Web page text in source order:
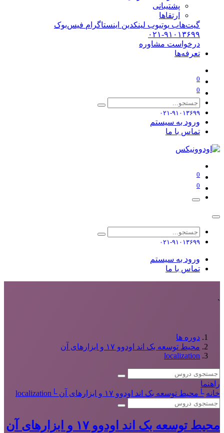
پشتیبانی
ارتقاها
گیت‌هاب یوتیوب لینکدین اینستاگرام فیس‌بوک
۰۲۱-۹۱۰۱۳۶۹۹
درخواست مشاوره
تعرفه‌ها
0
0
۰۲۱-۹۱۰۱۳۶۹۹
ورود به سیستم
تماس با ما
0
0
۰۲۱-۹۱۰۱۳۶۹۹
ورود به سیستم
تماس با ما
`
دوره ها
محیط توسعه بک اند اودوو ۱۷ و ابزارهای آن
localization
راهنما
خانه └ محیط توسعه بک اند اودوو ۱۷ و ابزارهای آن └
localization
محیط توسعه بک اند اودوو ۱۷ و ابزارهای آن